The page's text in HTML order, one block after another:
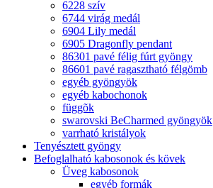
6228 szív
6744 virág medál
6904 Lily medál
6905 Dragonfly pendant
86301 pavé félig fúrt gyöngy
86601 pavé ragasztható félgömb
egyéb gyöngyök
egyéb kabochonok
függõk
swarovski BeCharmed gyöngyök
varrható kristályok
Tenyésztett gyöngy
Befoglalható kabosonok és kövek
Üveg kabosonok
egyéb formák